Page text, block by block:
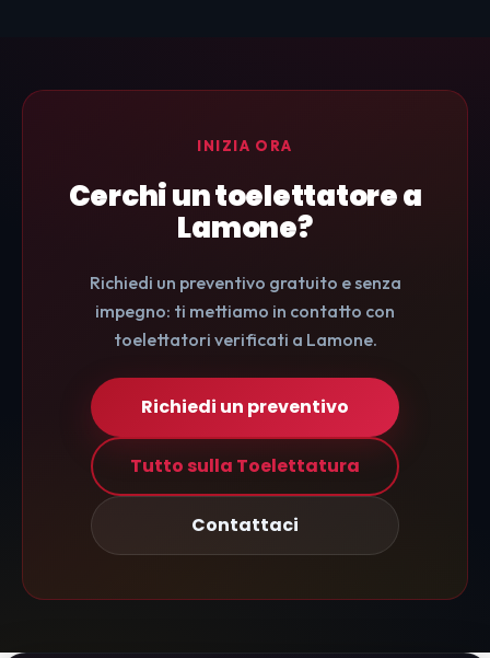
INIZIA ORA
Cerchi un toelettatore a
Lamone?
Richiedi un preventivo gratuito e senza
impegno: ti mettiamo in contatto con
toelettatori verificati a Lamone.
Richiedi un preventivo
Tutto sulla Toelettatura
Contattaci